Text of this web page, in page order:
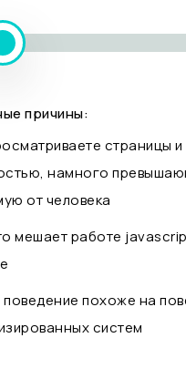
причины:
страницы и
намного
от человека
мешает работе
похоже на
систем